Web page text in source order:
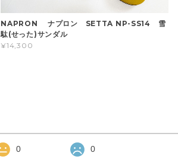
NAPRON ナプロン SETTA NP-SS14 雪
駄(せった)サンダル
¥14,300
0 0